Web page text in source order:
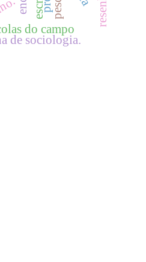
do campo
de sociologia.